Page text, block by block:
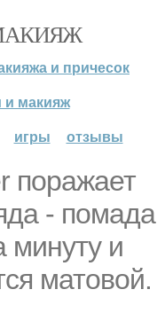
и причесок
и макияж
игры отзывы
поражает
- помада
минуту и
матовой.